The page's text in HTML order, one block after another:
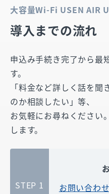
大容量Wi-Fi USEN AIR
導入までの流れ
申込み手続き完了から最
す。
「料金など詳しく話を
のか相談したい」等、
お気軽にお尋ねください
します。
STEP 1
お問い合わ